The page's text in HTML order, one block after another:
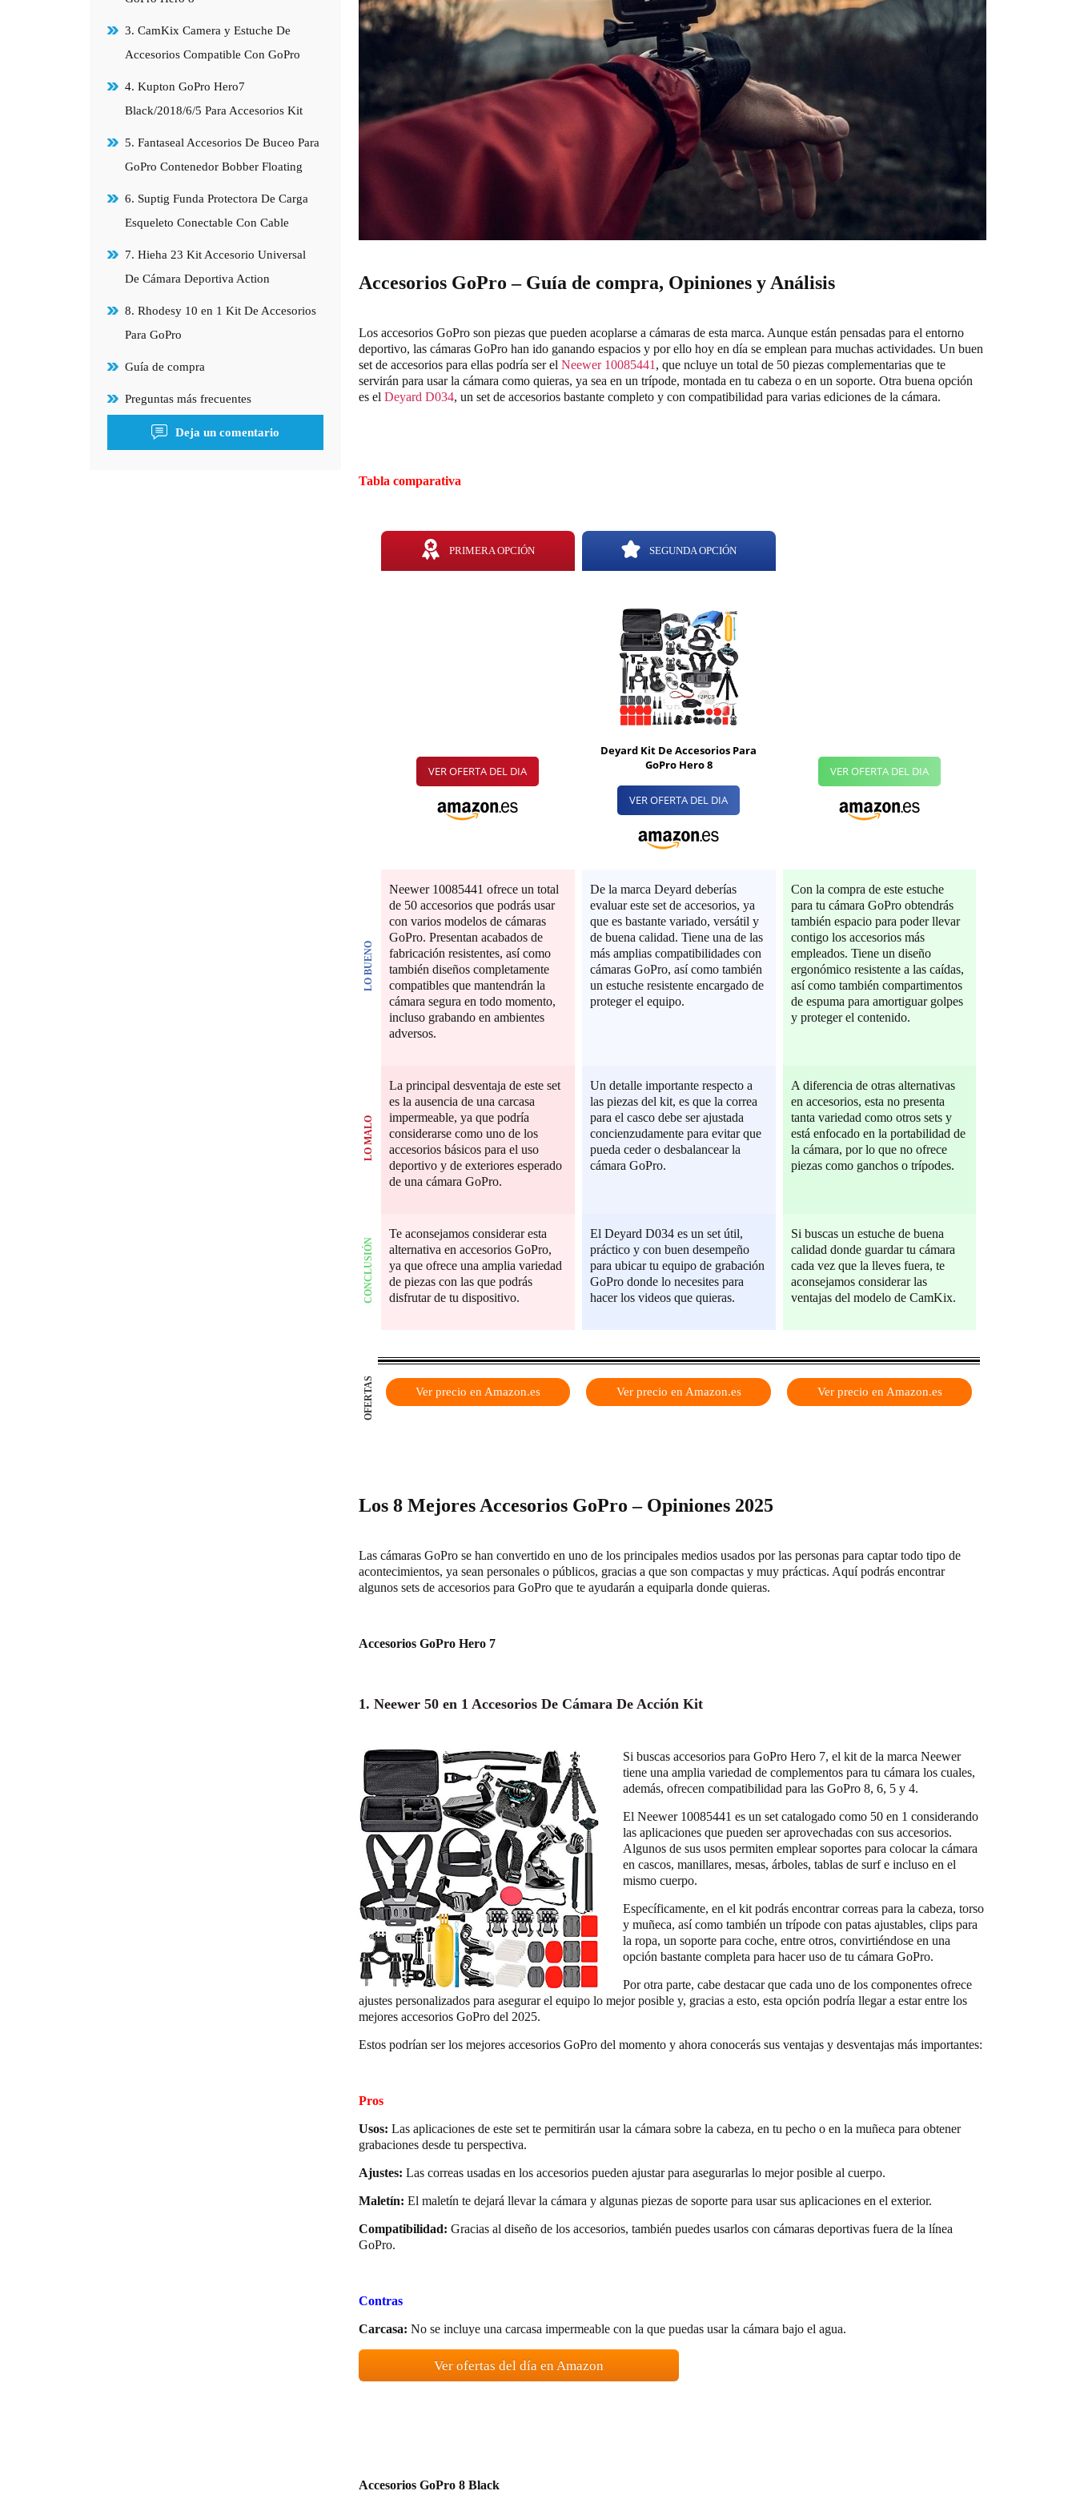
3. CamKix Camera y Estuche De
Accesorios Compatible Con GoPro
4. Kupton GoPro Hero7
Black/2018/6/5 Para Accesorios Kit
5. Fantaseal Accesorios De Buceo Para
GoPro Contenedor Bobber Floating
6. Suptig Funda Protectora De Carga
Esqueleto Conectable Con Cable
7. Hieha 23 Kit Accesorio Universal
De Cámara Deportiva Action
8. Rhodesy 10 en 1 Kit De Accesorios
Para GoPro
Guía de compra
Preguntas más frecuentes
Deja un comentario
Accesorios GoPro – Guía de compra, Opiniones y Análisis
Los accesorios GoPro son piezas que pueden acoplarse a cámaras de esta marca. Aunque están pensadas para el entorno
deportivo, las cámaras GoPro han ido ganando espacios y por ello hoy en día se emplean para muchas actividades. Un buen
set de accesorios para ellas podría ser elNeewer 10085441 , que ncluye un total de 50 piezas complementarias que te
servirán para usar la cámara como quieras, ya sea en un trípode, montada en tu cabeza o en un soporte. Otra buena opción
es elDeyard D034, un set de accesorios bastante completo y con compatibilidad para varias ediciones de la cámara.
Tabla comparativa
LO BUENO
LO MALO
CONCLUSIÓN
OFERTAS
PRIMERA OPCIÓN
VER OFERTA DEL DIA
Neewer 10085441 ofrece un total
de 50 accesorios que podrás usar
con varios modelos de cámaras
GoPro. Presentan acabados de
fabricación resistentes, así como
también diseños completamente
compatibles que mantendrán la
cámara segura en todo momento,
incluso grabando en ambientes
adversos.
La principal desventaja de este set
es la ausencia de una carcasa
impermeable, ya que podría
considerarse como uno de los
accesorios básicos para el uso
deportivo y de exteriores esperado
de una cámara GoPro.
Te aconsejamos considerar esta
alternativa en accesorios GoPro,
ya que ofrece una amplia variedad
de piezas con las que podrás
disfrutar de tu dispositivo.
Ver precio en Amazon.es
SEGUNDA OPCIÓN
Deyard Kit De Accesorios Para
GoPro Hero 8
VER OFERTA DEL DIA
De la marca Deyard deberías
evaluar este set de accesorios, ya
que es bastante variado, versátil y
de buena calidad. Tiene una de las
más amplias compatibilidades con
cámaras GoPro, así como también
un estuche resistente encargado de
proteger el equipo.
Un detalle importante respecto a
las piezas del kit, es que la correa
para el casco debe ser ajustada
concienzudamente para evitar que
pueda ceder o desbalancear la
cámara GoPro.
El Deyard D034 es un set útil,
práctico y con buen desempeño
para ubicar tu equipo de grabación
GoPro donde lo necesites para
hacer los videos que quieras.
Ver precio en Amazon.es
VER OFERTA DEL DIA
Con la compra de este estuche
para tu cámara GoPro obtendrás
también espacio para poder llevar
contigo los accesorios más
empleados. Tiene un diseño
ergonómico resistente a las caídas,
así como también compartimentos
de espuma para amortiguar golpes
y proteger el contenido.
A diferencia de otras alternativas
en accesorios, esta no presenta
tanta variedad como otros sets y
está enfocado en la portabilidad de
la cámara, por lo que no ofrece
piezas como ganchos o trípodes.
Si buscas un estuche de buena
calidad donde guardar tu cámara
cada vez que la lleves fuera, te
aconsejamos considerar las
ventajas del modelo de CamKix.
Ver precio en Amazon.es
Los 8 Mejores Accesorios GoPro – Opiniones 2025
Las cámaras GoPro se han convertido en uno de los principales medios usados por las personas para captar todo tipo de
acontecimientos, ya sean personales o públicos, gracias a que son compactas y muy prácticas. Aquí podrás encontrar
algunos sets de accesorios para GoPro que te ayudarán a equiparla donde quieras.
Accesorios GoPro Hero 7
1. Neewer 50 en 1 Accesorios De Cámara De Acción Kit
Si buscas accesorios para GoPro Hero 7, el kit de la marca Neewer
tiene una amplia variedad de complementos para tu cámara los cuales,
además, ofrecen compatibilidad para las GoPro 8, 6, 5 y 4.
El Neewer 10085441 es un set catalogado como 50 en 1 considerando
las aplicaciones que pueden ser aprovechadas con sus accesorios.
Algunos de sus usos permiten emplear soportes para colocar la cámara
en cascos, manillares, mesas, árboles, tablas de surf e incluso en el
mismo cuerpo.
Específicamente, en el kit podrás encontrar correas para la cabeza, torso
y muñeca, así como también un trípode con patas ajustables, clips para
la ropa, un soporte para coche, entre otros, convirtiéndose en una
opción bastante completa para hacer uso de tu cámara GoPro.
Por otra parte, cabe destacar que cada uno de los componentes ofrece
ajustes personalizados para asegurar el equipo lo mejor posible y, gracias a esto, esta opción podría llegar a estar entre los
mejores accesorios GoPro del 2025.
Estos podrían ser los mejores accesorios GoPro del momento y ahora conocerás sus ventajas y desventajas más importantes:
Pros
Usos: Las aplicaciones de este set te permitirán usar la cámara sobre la cabeza, en tu pecho o en la muñeca para obtener
grabaciones desde tu perspectiva.
Ajustes:Las correas usadas en los accesorios pueden ajustar para asegurarlas lo mejor posible al cuerpo.
Maletín: El maletín te dejará llevar la cámara y algunas piezas de soporte para usar sus aplicaciones en el exterior.
Compatibilidad: Gracias al diseño de los accesorios, también puedes usarlos con cámaras deportivas fuera de la línea
GoPro.
Contras
Carcasa: No se incluye una carcasa impermeable con la que puedas usar la cámara bajo el agua.
Ver ofertas del día en Amazon
Accesorios GoPro 8 Black